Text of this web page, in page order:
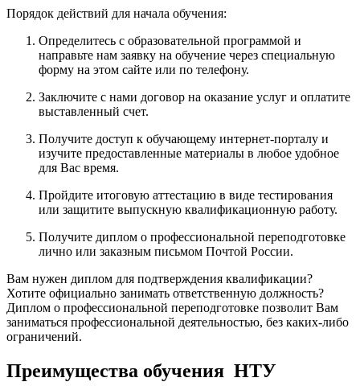
Порядок действий для начала обучения:
Определитесь с образовательной программой и
направьте нам заявку на обучение через специальную
форму на этом сайте или по телефону.
Заключите с нами договор на оказание услуг и оплатите
выставленный счет.
Получите доступ к обучающему интернет-порталу и
изучите предоставленные материалы в любое удобное
для Вас время.
Пройдите итоговую аттестацию в виде тестирования
или защитите выпускную квалификационную работу.
Получите диплом о профессиональной переподготовке
лично или заказным письмом Почтой России.
Вам нужен диплом для подтверждения квалификации?
Хотите официально занимать ответственную должность?
Диплом о профессиональной переподготовке позволит Вам
заниматься профессиональной деятельностью, без каких-либо
ограничений.
Преимущества обучения НТУ